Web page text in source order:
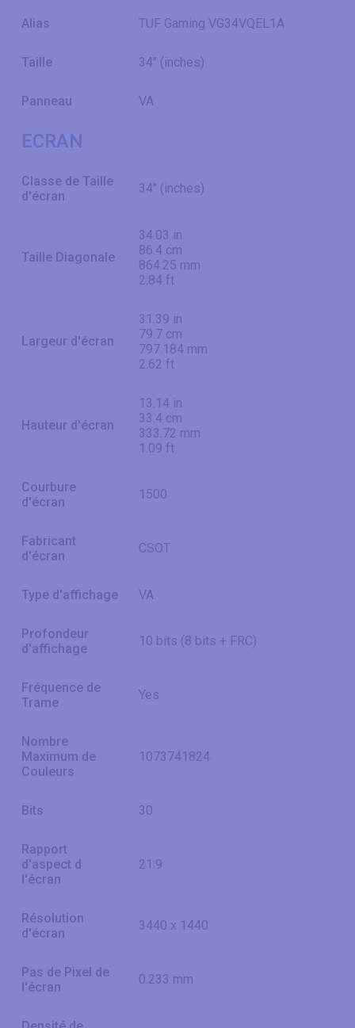
Alias TUF Gaming VG34VQEL1A
Taille 34" (inches)
Panneau VA
ECRAN
Classe de Taille
d'écran
34" (inches)
Taille Diagonale
34.03 in
86.4 cm
864.25 mm
2.84 ft
Largeur d'écran
31.39 in
79.7 cm
797.184 mm
2.62 ft
Hauteur d'écran
13.14 in
33.4 cm
333.72 mm
1.09 ft
Courbure
d'écran
1500
Fabricant
d'écran
CSOT
Type d'affichage VA
Profondeur
d'affichage
10 bits (8 bits + FRC)
Fréquence de
Trame
Yes
Nombre
Maximum de
Couleurs
1073741824
Bits 30
Rapport
d'aspect d
l'écran
21:9
Résolution
d'écran
3440 x 1440
Pas de Pixel de
l'écran
0.233 mm